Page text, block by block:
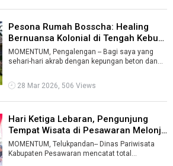
Pesona Rumah Bosscha: Healing
Bernuansa Kolonial di Tengah Kebun
...
MOMENTUM, Pengalengan -- Bagi saya yang
sehari-hari akrab dengan kepungan beton dan
28 Mar 2026, 506 Views
Hari Ketiga Lebaran, Pengunjung
Tempat Wisata di Pesawaran Melonj
...
MOMENTUM, Telukpandan-- Dinas Pariwisata
Kabupaten Pesawaran mencatat total